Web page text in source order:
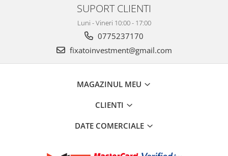
SUPORT CLIENTI
Luni - Vineri 10:00 - 17:00
0775237170
fixatoinvestment@gmail.com
MAGAZINUL MEU
CLIENTI
DATE COMERCIALE